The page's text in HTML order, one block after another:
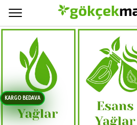
KARGO BEDAVA